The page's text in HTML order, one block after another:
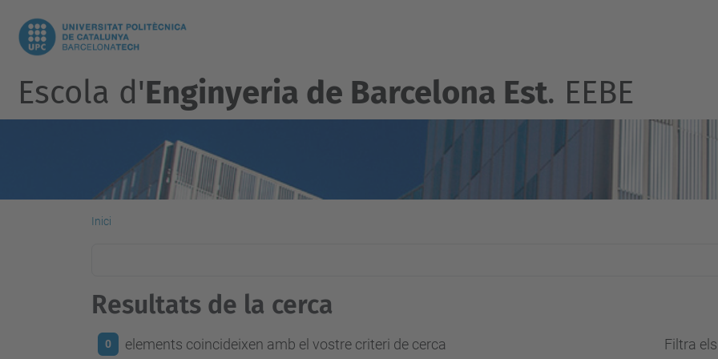
Escola d'Enginyeria de Barcelona Est. EEBE
Inici
Resultats de la cerca
0 elements coincideixen amb el vostre criteri de cerca Filtra